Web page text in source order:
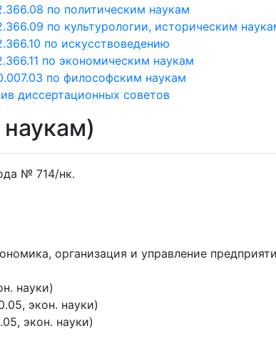
по политическим наукам
по культурологии, историческим
по искусствоведению
по экономическим наукам
по философским наукам
диссертационных советов
№ 714/нк.
организация и управление
науки)
экон. науки)
экон. науки)